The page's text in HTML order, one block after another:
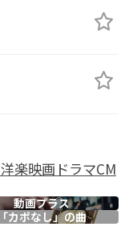
洋楽映画ドラマCM
動画プラス
「カポなし」の曲